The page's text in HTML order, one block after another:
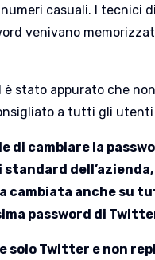
casuali. I tecnici
venivano
stato appurato che
a tutti gli
di cambiare la
cambiata anche su
password di
solo Twitter e non